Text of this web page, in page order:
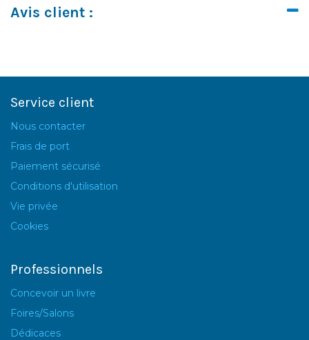
Avis client :
Service client
Nous contacter
Frais de port
Paiement sécurisé
Conditions d'utilisation
Vie privée
Cookies
Professionnels
Concevoir un livre
Foires/Salons
Dédicaces